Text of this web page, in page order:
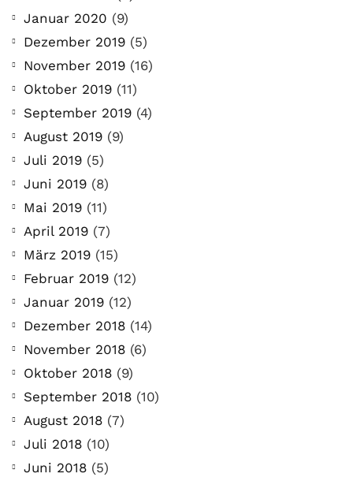
Januar 2020 (9)
Dezember 2019 (5)
November 2019 (16)
Oktober 2019 (11)
September 2019 (4)
August 2019 (9)
Juli 2019 (5)
Juni 2019 (8)
Mai 2019 (11)
April 2019 (7)
März 2019 (15)
Februar 2019 (12)
Januar 2019 (12)
Dezember 2018 (14)
November 2018 (6)
Oktober 2018 (9)
September 2018 (10)
August 2018 (7)
Juli 2018 (10)
Juni 2018 (5)